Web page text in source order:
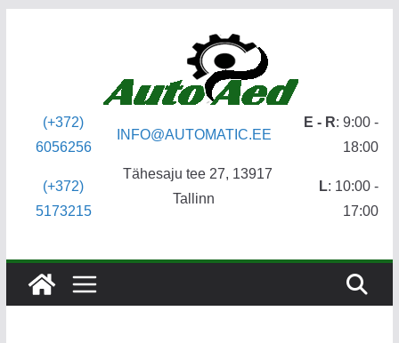
(+372)
6056256
(+372)
5173215
INFO@AUTOMATIC.EE
Tähesaju tee 27, 13917
Tallinn
E - R: 9:00 -
18:00
L: 10:00 -
17:00